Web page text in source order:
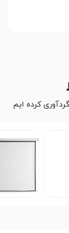
کرده ایم